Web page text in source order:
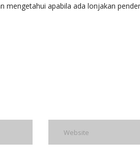
mengetahui apabila ada lonjakan